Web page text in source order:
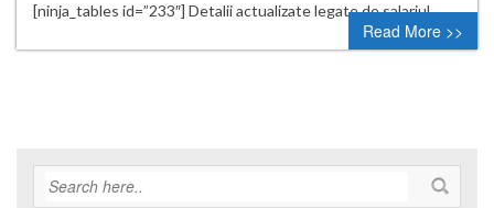
[ninja_tables id=”233″] Detalii actualizate legate de salariul…
Read More >>